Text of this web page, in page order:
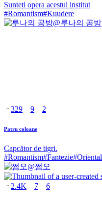
Sunteți opera acestui institut
#Romantism#Kuudere
@루나의 공방
329 9 2
Patru coloane
Capcător de tigri.
#Romantism#Fantezie#Oriental
@쩜오
2.4K 7 6